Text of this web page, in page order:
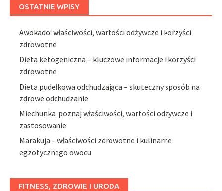
OSTATNIE WPISY
Awokado: właściwości, wartości odżywcze i korzyści
zdrowotne
Dieta ketogeniczna – kluczowe informacje i korzyści
zdrowotne
Dieta pudełkowa odchudzająca – skuteczny sposób na
zdrowe odchudzanie
Miechunka: poznaj właściwości, wartości odżywcze i
zastosowanie
Marakuja – właściwości zdrowotne i kulinarne
egzotycznego owocu
FITNESS, ZDROWIE I URODA